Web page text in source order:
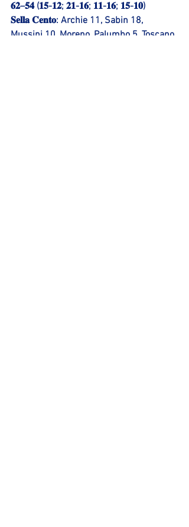
𝟔𝟐–𝟓𝟒 (𝟏𝟓-𝟏𝟐; 𝟐𝟏-𝟏𝟔; 𝟏𝟏-𝟏𝟔; 𝟏𝟓-𝟏𝟎)
𝐒𝐞𝐥𝐥𝐚 𝐂𝐞𝐧𝐭𝐨: Archie 11, Sabin 18,
Mussini 10, Moreno, Palumbo 5, Toscano,